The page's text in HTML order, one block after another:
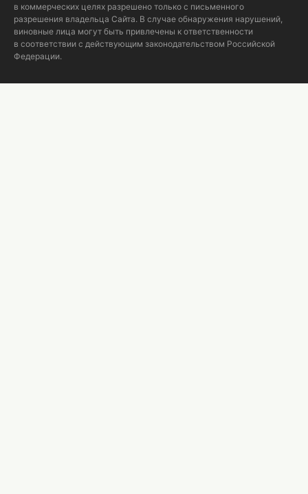
в коммерческих целях разрешено только с письменного
разрешения владельца Сайта. В случае обнаружения нарушений,
виновные лица могут быть привлечены к ответственности
в соответствии с действующим законодательством Российской
Федерации.